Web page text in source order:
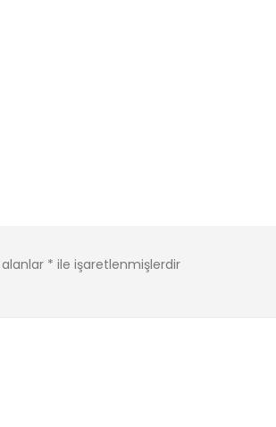
* ile işaretlenmişlerdir